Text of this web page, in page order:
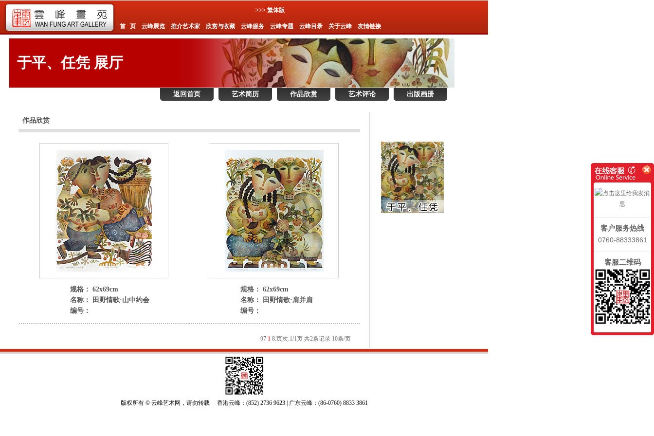
>>> 繁体版
首 页 云峰展览 推介艺术家 欣赏与收藏 云峰服务 云峰专题 云峰目录 关于云峰 友情链接
于平、任凭 展厅
返回首页 艺术简历 作品欣赏 艺术评论 出版画册
作品欣赏
规格： 62x69cm
名称： 田野情歌·山中约会
编号：
规格： 62x69cm
名称： 田野情歌·肩并肩
编号：
97 1 8:页次:1/1页 共2条记录 10条/页
版权所有 © 云峰艺术网，请勿转载 香港云峰：(852) 2736 9623 | 广东云峰：(86-0760) 8833 3861
客户服务热线
0760-88333861
客服二维码